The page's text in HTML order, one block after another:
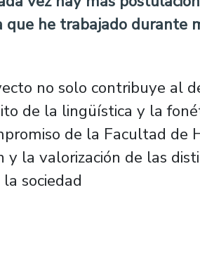
he trabajado durante
no solo contribuye al
de la lingüística y la
de la Facultad de
y la valorización de las
sociedad